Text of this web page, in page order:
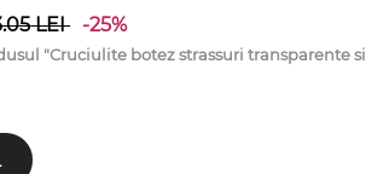
LEI -25%
"Cruciulite botez strassuri transparente si